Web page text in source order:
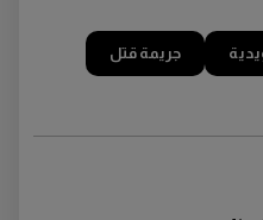
جريمة قتل